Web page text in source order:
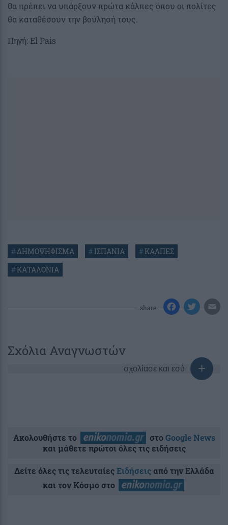
θα πρέπει να υπάρξουν πρώτα κάλπες όπου οι πολίτες
θα καταθέσουν την βούλησή τους.
Πηγή: El Pais
#ΔΗΜΟΨΗΦΙΣΜΑ #ΙΣΠΑΝΙΑ #ΚΑΛΠΕΣ
#ΚΑΤΑΛΟΝΙΑ
share
Σχόλια Αναγνωστών
σχολίασε και εσύ
Ακολουθήστε το στοGoogle News
και μάθετε πρώτοι όλες τις ειδήσεις
Δείτε όλες τις τελευταίεςΕιδήσειςαπό την Ελλάδα
και τον Κόσμο στο